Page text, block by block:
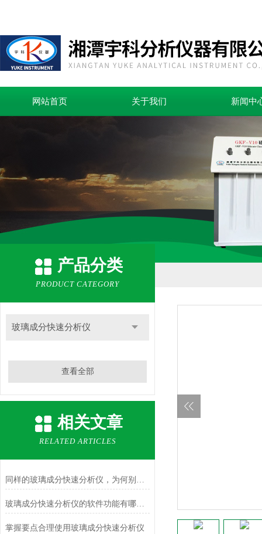
网站首页 关于我们 新闻中
产品分类
PRODUCT CATEGORY
玻璃成分快速分析仪
查看全部
相关文章
RELATED ARTICLES
同样的玻璃成分快速分析仪，为何别人的使用寿命如此长？
玻璃成分快速分析仪的软件功能有哪些？
掌握要点合理使用玻璃成分快速分析仪